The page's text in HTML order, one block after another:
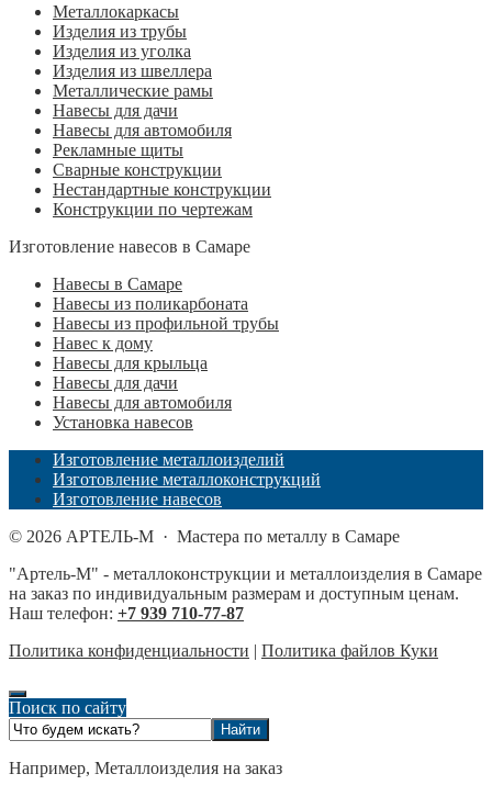
Металлокаркасы
Изделия из трубы
Изделия из уголка
Изделия из швеллера
Металлические рамы
Навесы для дачи
Навесы для автомобиля
Рекламные щиты
Сварные конструкции
Нестандартные конструкции
Конструкции по чертежам
Изготовление навесов в Самаре
Навесы в Самаре
Навесы из поликарбоната
Навесы из профильной трубы
Навес к дому
Навесы для крыльца
Навесы для дачи
Навесы для автомобиля
Установка навесов
Изготовление металлоизделий
Изготовление металлоконструкций
Изготовление навесов
© 2026 АРТЕЛЬ-М · Мастера по металлу в Самаре
"Артель-М" - металлоконструкции и металлоизделия в Самаре
на заказ по индивидуальным размерам и доступным ценам.
Наш телефон: +7 939 710-77-87
Политика конфиденциальности | Политика файлов Куки
Поиск по сайту
Например, Металлоизделия на заказ